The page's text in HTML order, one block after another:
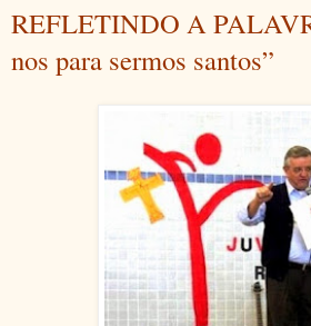
REFLETINDO A
nos para sermos santos”